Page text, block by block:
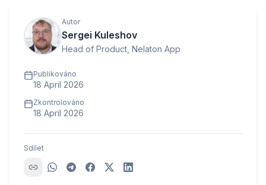
Autor
Sergei Kuleshov
Head of Product, Nelaton App
Publikováno
18 April 2026
Zkontrolováno
18 April 2026
Sdílet